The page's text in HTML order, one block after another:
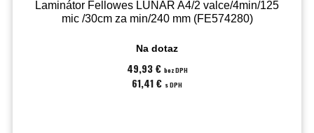
Laminátor Fellowes LUNAR A4/2 valce/4min/125
mic /30cm za min/240 mm (FE574280)
Na dotaz
49,93 € bez DPH
61,41 € s DPH